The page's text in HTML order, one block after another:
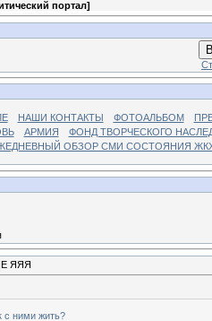
портал]
НАШИ КОНТАКТЫ ФОТОАЛЬБОМ
АРМИЯ
ФОНД ТВОРЧЕСКОГО
ОБЗОР СМИ СОСТОЯНИЯ
ЯЯЯ